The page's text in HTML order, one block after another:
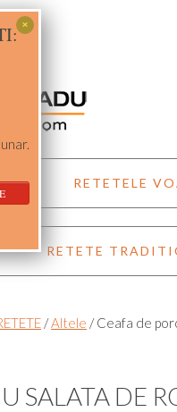
RETETELE
RETETE
/Altele /Ceafa de
SALATA DE